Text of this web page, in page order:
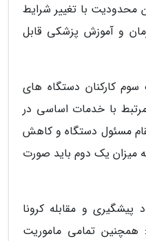
محدودیت با تغییر شرایط
و آموزش پزشکی قابل
کارکنان دستگاه های
با خدمات اساسی در
مسئول دستگاه و کاهش
میزان یک دوم باید صورت
پیشگیری و مقابله کرونا
همچنین تمامی ماموریت